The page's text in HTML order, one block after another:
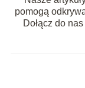
pomogą
Dołącz do